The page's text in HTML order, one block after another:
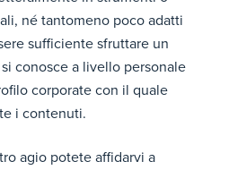
né tantomeno poco adatti
sufficiente sfruttare un
conosce a livello personale
corporate con il quale
i contenuti.
agio potete affidarvi a